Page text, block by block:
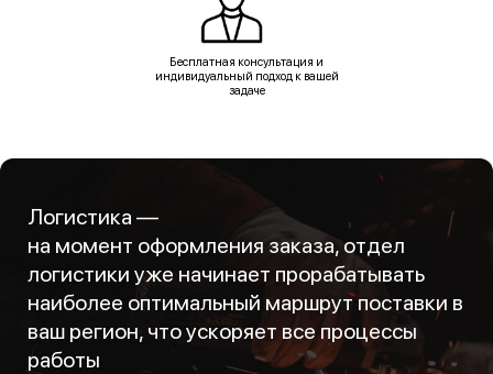
Бесплатная консультация и
индивидуальный подход к вашей
задаче
Логистика —
на момент оформления заказа, отдел
логистики уже начинает прорабатывать
наиболее оптимальный маршрут поставки в
ваш регион, что ускоряет все процессы
работы